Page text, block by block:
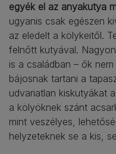
egyék el az anyakutya
ugyanis csak egészen
az eledelt a kölykeitől.
felnőtt kutyával.
is a családban – ők
bájosnak tartani a
udvariatlan kiskutyákat
a kölyöknek szánt
mint veszélyes,
helyzeteknek se a kis,